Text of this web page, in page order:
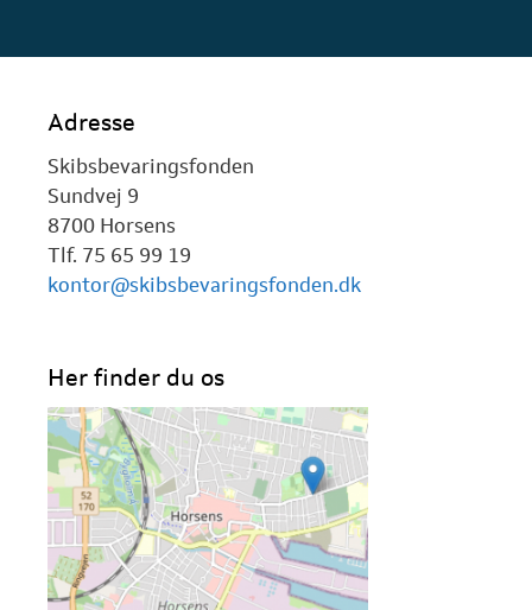
Adresse
Skibsbevaringsfonden
Sundvej 9
8700 Horsens
Tlf. 75 65 99 19
kontor@skibsbevaringsfonden.dk
Her finder du os